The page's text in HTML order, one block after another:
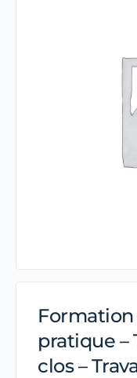
pratique –
clos –